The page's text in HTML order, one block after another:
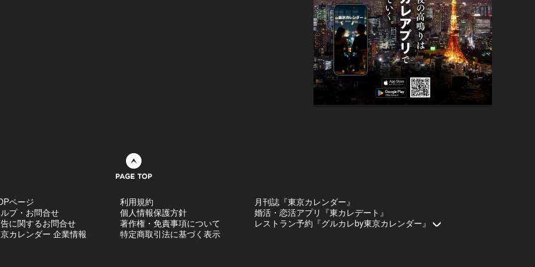
ページ
プ・お問合せ
に関するお問合せ
カレンダー 企業情報
利用規約
個人情報保護方針
著作権・免責事項について
特定商取引法に基づく表示
月刊誌『東京カレンダー』
婚活・恋活アプリ『東カレデート』
レストラン予約『グルカレby東京カレンダー』